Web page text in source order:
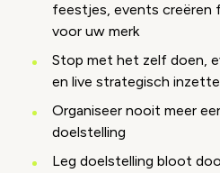
feestjes, events creëren
voor uw merk
Stop met het zelf doen,
en live strategisch
Organiseer nooit meer
doelstelling
Leg doelstelling bloot